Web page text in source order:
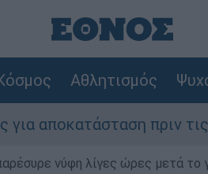
Αθλητισμός
πριν τις βροχές
νύφη λίγες ώρες μετά το